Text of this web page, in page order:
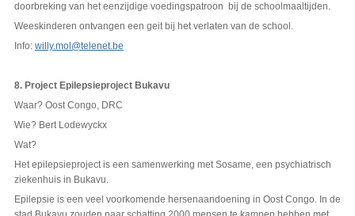
doorbreking van het eenzijdige voedingspatroon bij de schoolmaaltijden.
Weeskinderen ontvangen een geit bij het verlaten van de school.
Info: willy.mol@telenet.be
8. Project Epilepsieproject Bukavu
Waar? Oost Congo, DRC
Wie? Bert Lodewyckx
Wat?
Het epilepsieproject is een samenwerking met Sosame, een psychiatrisch
ziekenhuis in Bukavu.
Epilepsie is een veel voorkomende hersenaandoening in Oost Congo. In de